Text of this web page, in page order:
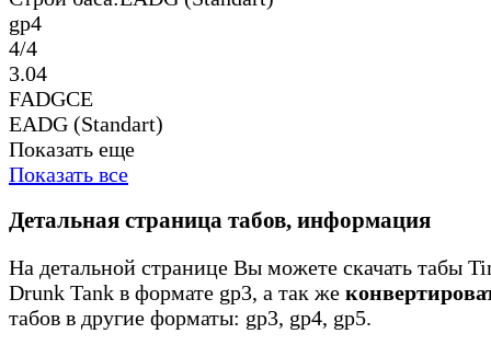
gp4
4/4
3.04
FADGCE
EADG (Standart)
Показать еще
Показать все
Детальная страница табов, информация
На детальной странице Вы можете скачать табы
Drunk Tank в формате gp3, а так же
табов в другие форматы: gp3, gp4, gp5.